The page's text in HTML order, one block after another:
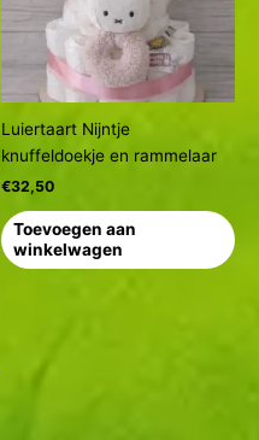
Luiertaart Nijntje
knuffeldoekje en rammelaar
€32,50
Toevoegen aan
winkelwagen